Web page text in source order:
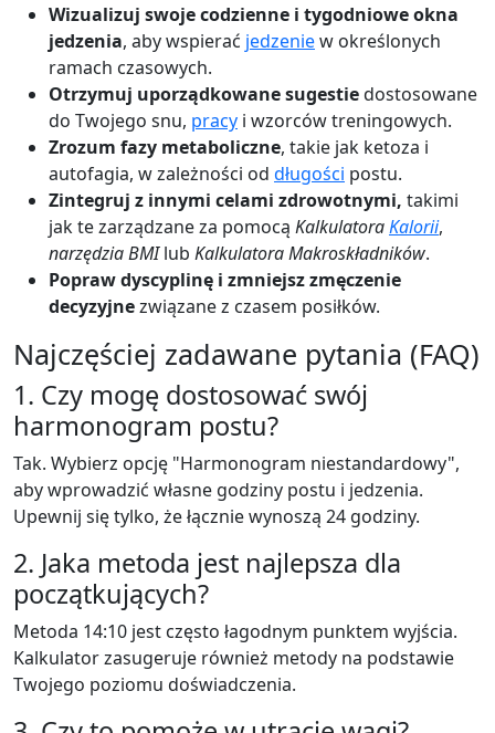
Wizualizuj swoje codzienne i tygodniowe okna
jedzenia, aby wspierać jedzeniew określonych
ramach czasowych.
Otrzymuj uporządkowane sugestiedostosowane
do Twojego snu, pracy i wzorców treningowych.
Zrozum fazy metaboliczne, takie jak ketoza i
autofagia, w zależności od długości postu.
Zintegruj z innymi celami zdrowotnymi, takimi
jak te zarządzane za pomocą KalkulatoraKalorii,
narzędzia BMIlub Kalkulatora Makroskładników.
Popraw dyscyplinę i zmniejsz zmęczenie
decyzyjnezwiązane z czasem posiłków.
Najczęściej zadawane pytania (FAQ)
1. Czy mogę dostosować swój
harmonogram postu?
Tak. Wybierz opcję "Harmonogram niestandardowy",
aby wprowadzić własne godziny postu i jedzenia.
Upewnij się tylko, że łącznie wynoszą 24 godziny.
2. Jaka metoda jest najlepsza dla
początkujących?
Metoda 14:10 jest często łagodnym punktem wyjścia.
Kalkulator zasugeruje również metody na podstawie
Twojego poziomu doświadczenia.